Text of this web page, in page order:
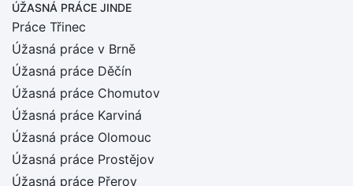
ÚŽASNÁ PRÁCE JINDE
Práce Třinec
Úžasná práce v Brně
Úžasná práce Děčín
Úžasná práce Chomutov
Úžasná práce Karviná
Úžasná práce Olomouc
Úžasná práce Prostějov
Úžasná práce Přerov